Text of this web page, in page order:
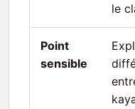
le
Point
sensible